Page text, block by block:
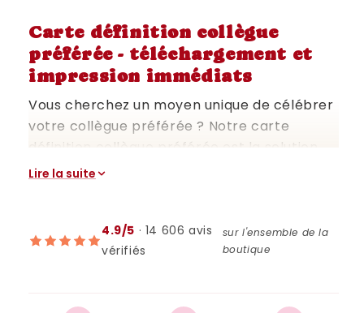
Carte définition collègue
préférée - téléchargement et
impression immédiats
Vous cherchez un moyen unique de célébrer
votre collègue préférée ? Notre carte
définition collègue préférée est la solution
parfaite. Téléchargeable immédiatement et
toutes les occasions. Disponible en format
A5 et adaptable à d'autres formats comme
Lire la suite
4.9/5 · 14 606 avis
vérifiés
sur l'ensemble de la
boutique